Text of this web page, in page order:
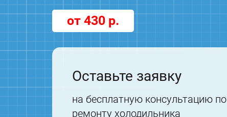
от 430 р.
Оставьте заявку
на бесплатную консультацию по
ремонту холодильника